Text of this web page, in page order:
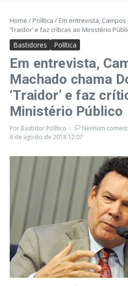
Home / Política / Em entrevista,
‘Traidor’ e faz críticas ao Ministério
Bastidores Política
Em entrevista,
Machado chama
‘Traidor’ e faz
Ministério Público
Por Bastidor Político
Nenhum
6 de agosto de 2018 12:07